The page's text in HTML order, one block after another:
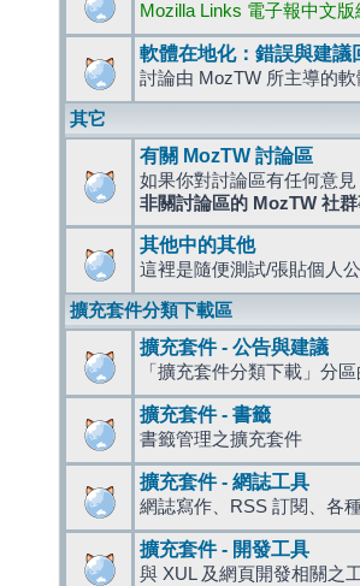
Mozilla Links 電子報中文版
軟體在地化：錯誤與建議
討論由 MozTW 所主導的
其它
有關 MozTW 討論區
如果你對討論區有任何意
非關討論區的 MozTW 社
其他中的其他
這裡是隨便測試/張貼個人
擴充套件分類下載區
擴充套件 - 公告與建議
「擴充套件分類下載」分
擴充套件 - 書籤
書籤管理之擴充套件
擴充套件 - 網誌工具
網誌寫作、RSS 訂閱、各
擴充套件 - 開發工具
與 XUL 及網頁開發相關之